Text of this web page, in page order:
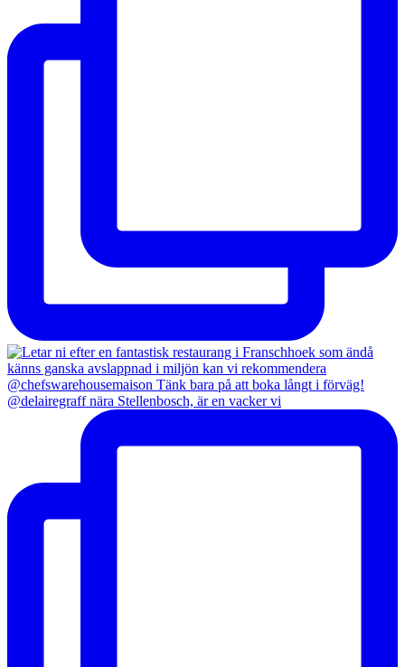
@delairegraff nära Stellenbosch, är en vacker vi